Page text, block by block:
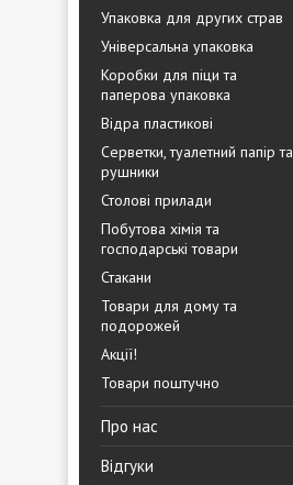
Упаковка для других страв
Універсальна упаковка
Коробки для піци та
паперова упаковка
Відра пластикові
Серветки, туалетний папір та
рушники
Столові прилади
Побутова хімія та
господарські товари
Стакани
Товари для дому та
подорожей
Акції!
Товари поштучно
Про нас
Відгуки